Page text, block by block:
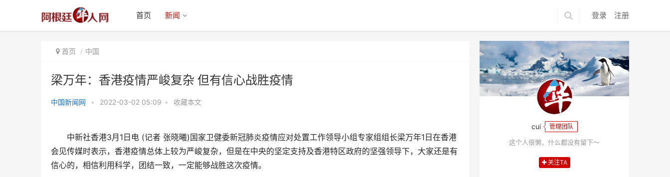
登录 注册
首页 新闻
首页 中国
梁万年：香港疫情严峻复杂 但有信心战胜疫情
中国新闻网 • 2022-03-02 05:09 • 收藏本文
中新社香港3月1日电 (记者 张晓曦)国家卫健委新冠肺炎疫情应对处置工作领导小组专家组组长梁万年1日在香港
会见传媒时表示，香港疫情总体上较为严峻复杂，但是在中央的坚定支持及香港特区政府的坚强领导下，大家还是有
信心的，相信利用科学，团结一致，一定能够战胜这次疫情。
信心战胜疫情
cui 管理团队
这个人很懒，什么都没有留下～
关注TA